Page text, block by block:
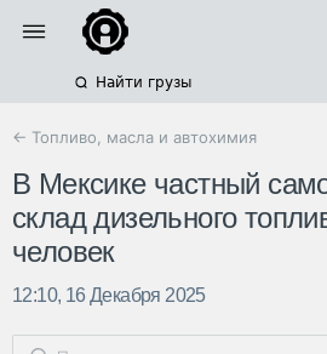
Найти грузы
← Топливо, масла и автохимия
В Мексике частный
склад дизельного
человек
12:10, 16 Декабря 2025